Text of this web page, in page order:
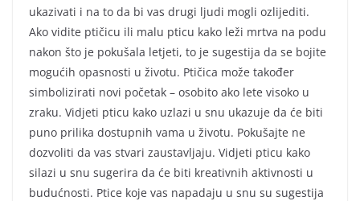
ukazivati i na to da bi vas drugi ljudi mogli ozlijediti.
Ako vidite ptičicu ili malu pticu kako leži mrtva na podu
nakon što je pokušala letjeti, to je sugestija da se bojite
mogućih opasnosti u životu. Ptičica može također
simbolizirati novi početak – osobito ako lete visoko u
zraku. Vidjeti pticu kako uzlazi u snu ukazuje da će biti
puno prilika dostupnih vama u životu. Pokušajte ne
dozvoliti da vas stvari zaustavljaju. Vidjeti pticu kako
silazi u snu sugerira da će biti kreativnih aktivnosti u
budućnosti. Ptice koje vas napadaju u snu su sugestija